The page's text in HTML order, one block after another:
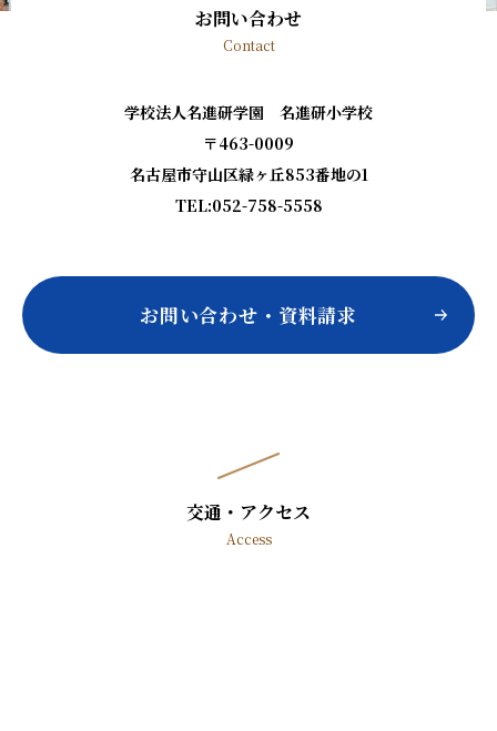
お問い合わせ
Contact
学校法人名進研学園 名進研小学校
〒463-0009
名古屋市守山区緑ヶ丘853番地の1
TEL:052-758-5558
お問い合わせ・資料請求
交通・アクセス
Access